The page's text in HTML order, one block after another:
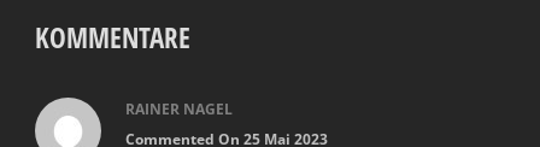
KOMMENTARE
RAINER NAGEL
Commented On 25 Mai 2023